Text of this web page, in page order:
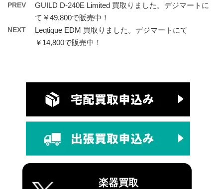
PREV
GUILD D-240E Limited 買取りました。デジマートに
て￥49,800で販売中！
NEXT
Leqtique EDM 買取りました。デジマートにて
￥14,800で販売中！
楽器買取